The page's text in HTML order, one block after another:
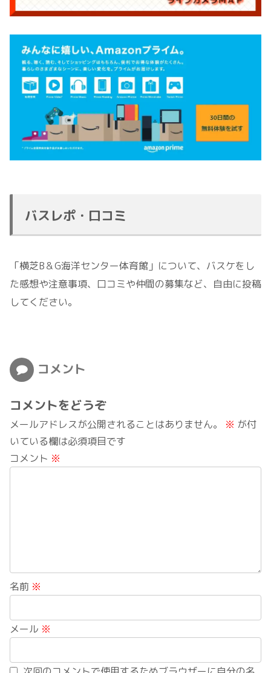
バスレポ・口コミ
「横芝B＆G海洋センター体育館」について、バスケをし
た感想や注意事項、口コミや仲間の募集など、自由に投稿
してください。
コメント
コメントをどうぞ
メールアドレスが公開されることはありません。 ※ が付
いている欄は必須項目です
コメント ※
名前 ※
メール ※